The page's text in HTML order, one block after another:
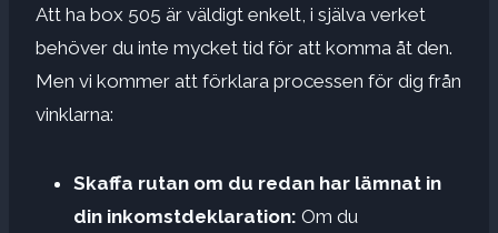
Att ha box 505 är väldigt enkelt, i själva verket
behöver du inte mycket tid för att komma åt den.
Men vi kommer att förklara processen för dig från
vinklarna:
Skaffa rutan om du redan har lämnat in
din inkomstdeklaration: Om du